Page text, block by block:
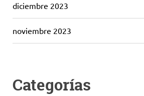
diciembre 2023
noviembre 2023
Categorías